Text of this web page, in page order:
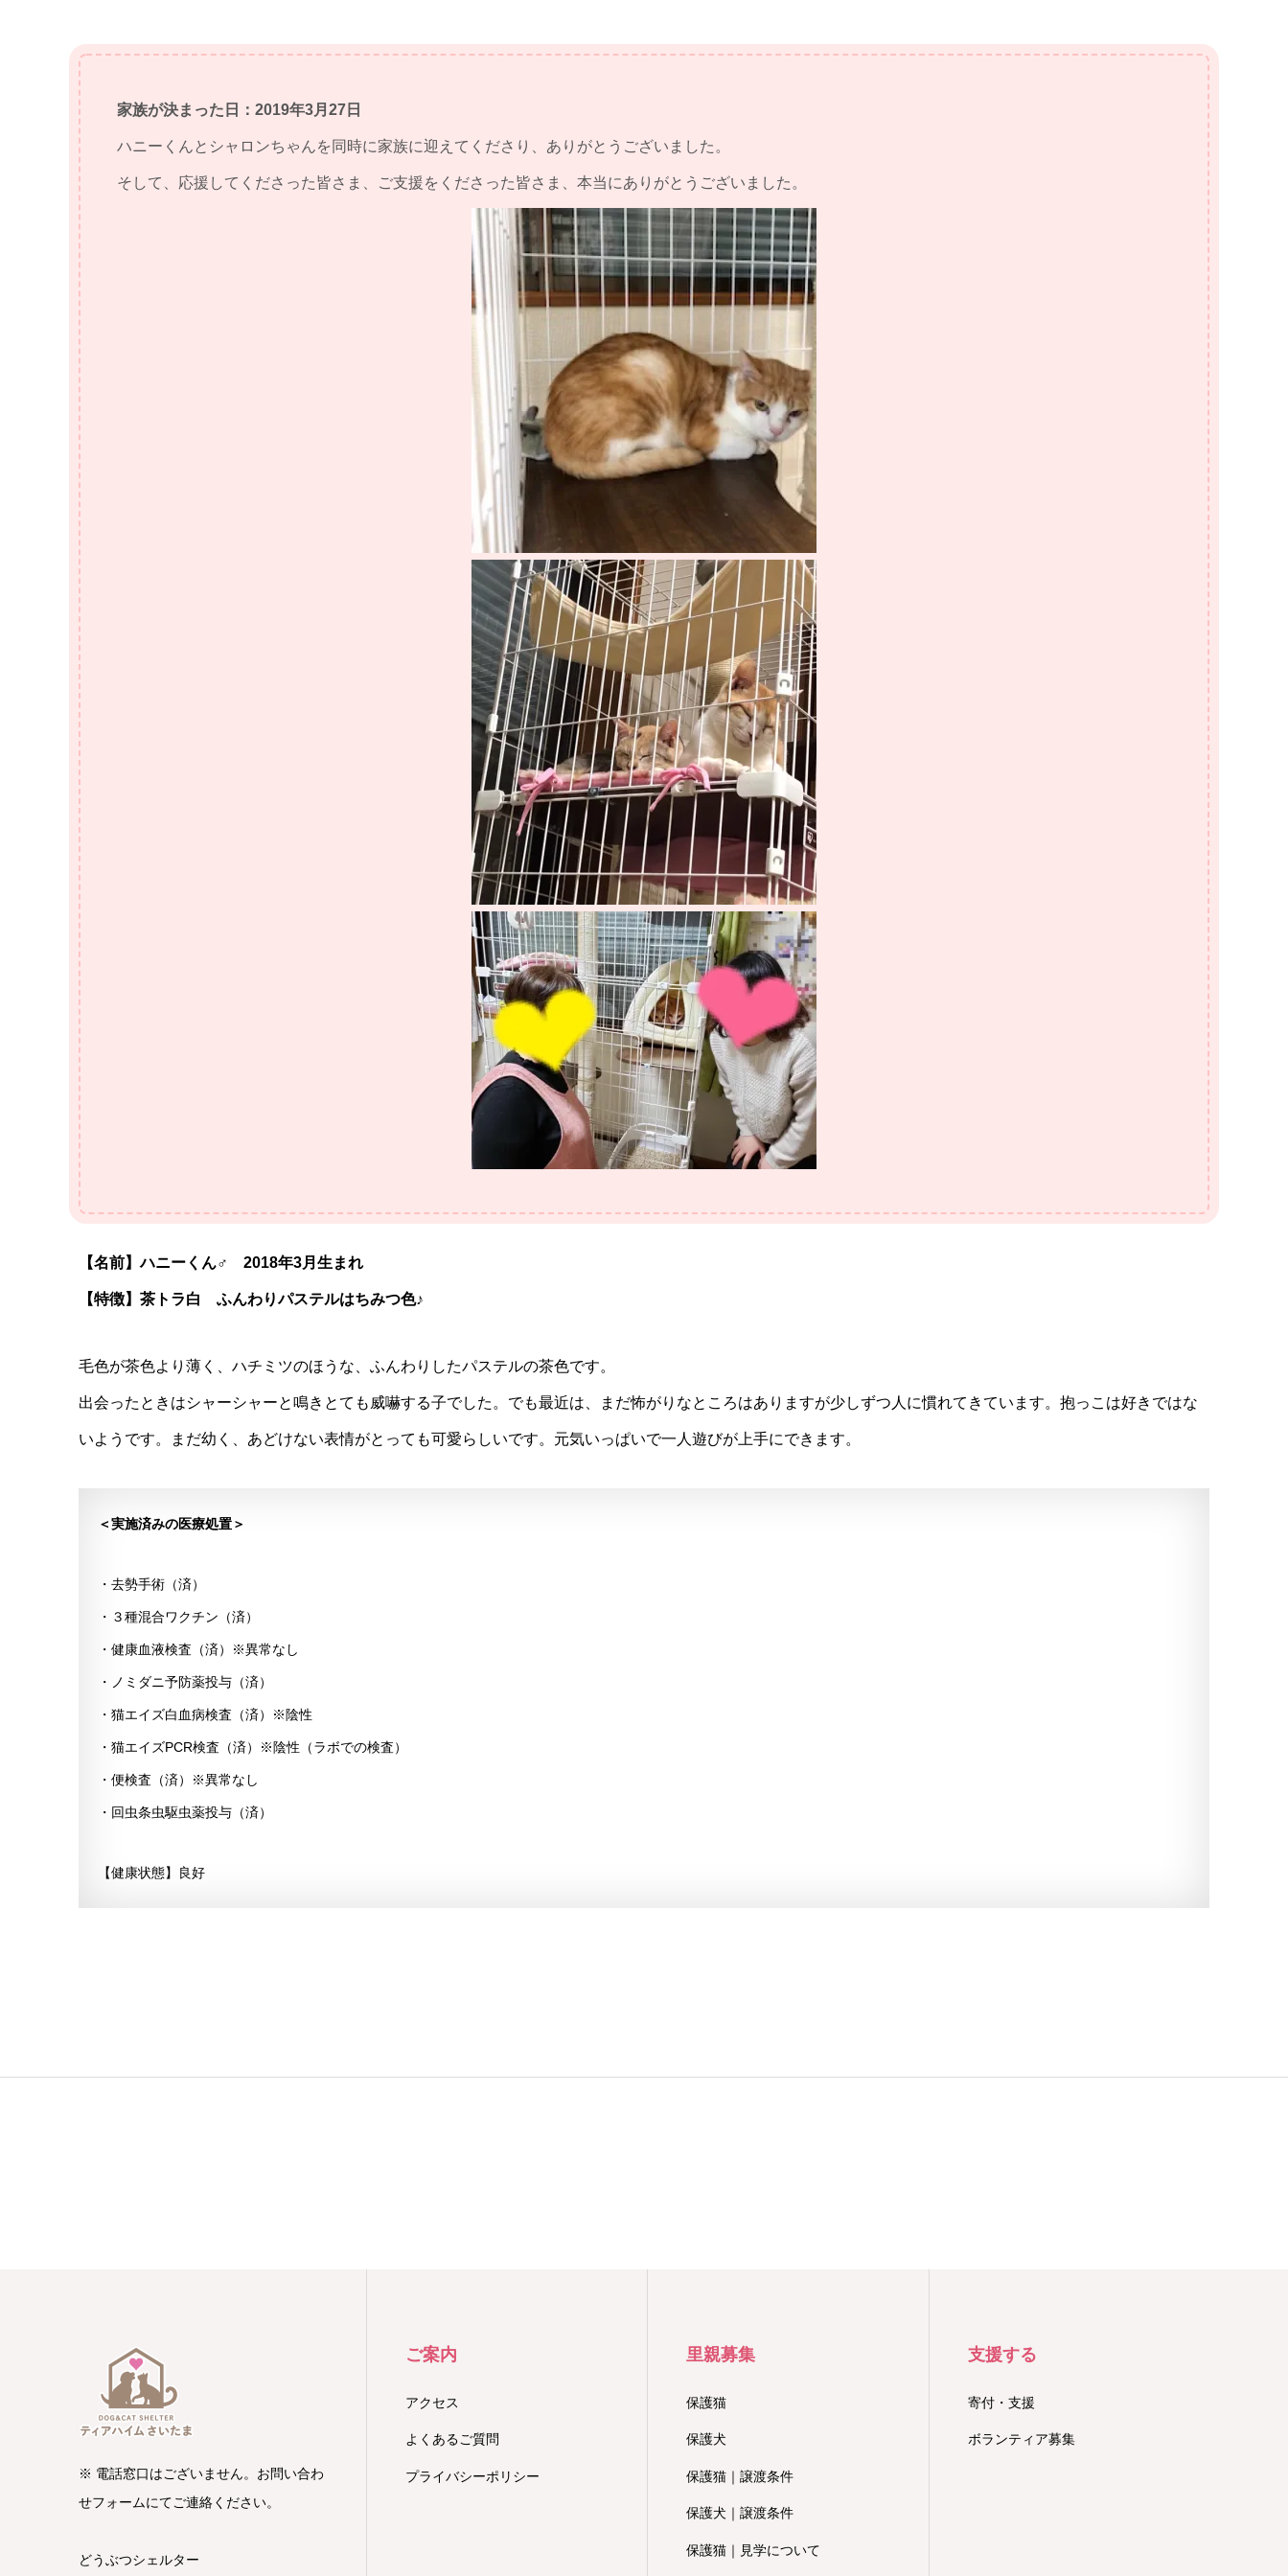
家族が決まった日：2019年3月27日
ハニーくんとシャロンちゃんを同時に家族に迎えてくださり、ありがとうございました。
そして、応援してくださった皆さま、ご支援をくださった皆さま、本当にありがとうございました。
【名前】ハニーくん♂ 2018年3月生まれ
【特徴】茶トラ白 ふんわりパステルはちみつ色♪
毛色が茶色より薄く、ハチミツのほうな、ふんわりしたパステルの茶色です。
出会ったときはシャーシャーと鳴きとても威嚇する子でした。でも最近は、まだ怖がりなところはありますが少しずつ人に慣れてきています。抱っこは好きではな
いようです。まだ幼く、あどけない表情がとっても可愛らしいです。元気いっぱいで一人遊びが上手にできます。
＜実施済みの医療処置＞
・去勢手術（済）
・３種混合ワクチン（済）
・健康血液検査（済）※異常なし
・ノミダニ予防薬投与（済）
・猫エイズ白血病検査（済）※陰性
・猫エイズPCR検査（済）※陰性（ラボでの検査）
・便検査（済）※異常なし
・回虫条虫駆虫薬投与（済）
【健康状態】良好
※ 電話窓口はございません。お問い合わ
せフォームにてご連絡ください。
どうぶつシェルター
ご案内
アクセス
よくあるご質問
プライバシーポリシー
里親募集
保護猫
保護犬
保護猫｜譲渡条件
保護犬｜譲渡条件
保護猫｜見学について
支援する
寄付・支援
ボランティア募集